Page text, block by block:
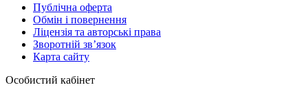
Публічна оферта
Обмін і повернення
Ліцензія та авторські права
Зворотній зв’язок
Карта сайту
Особистий кабінет